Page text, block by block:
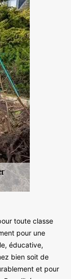
toute classe
pour une
éducative,
bien soit de
et pour